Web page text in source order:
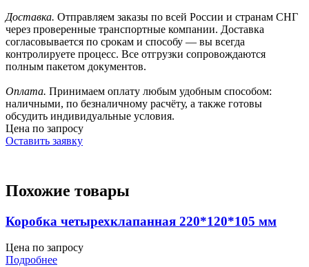
Доставка. Отправляем заказы по всей России и странам СНГ
через проверенные транспортные компании. Доставка
согласовывается по срокам и способу — вы всегда
контролируете процесс. Все отгрузки сопровождаются
полным пакетом документов.
Оплата. Принимаем оплату любым удобным способом:
наличными, по безналичному расчёту, а также готовы
обсудить индивидуальные условия.
Цена по запросу
Оставить заявку
Похожие товары
Коробка четырехклапанная 220*120*105 мм
Цена по запросу
Подробнее